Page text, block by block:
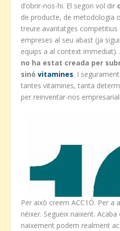
d’obrir-nos-hi. El segon vol dir
de producte, de metodologia
treure avantatges competitius
empreses al seu abast (ja
equips a al context
no ha estat creada per
sinóvitamines. I
tantes vitamines, tanta
per reinventar-nos
Per això creem ACC1Ó. Per a
néixer. Segueix naixent.
naixement podem realment